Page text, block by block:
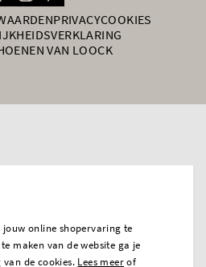
PRIVACYCOOKIES
VAN LOOCK
online shopervaring te
maken van de website ga je
de cookies. Lees meerof